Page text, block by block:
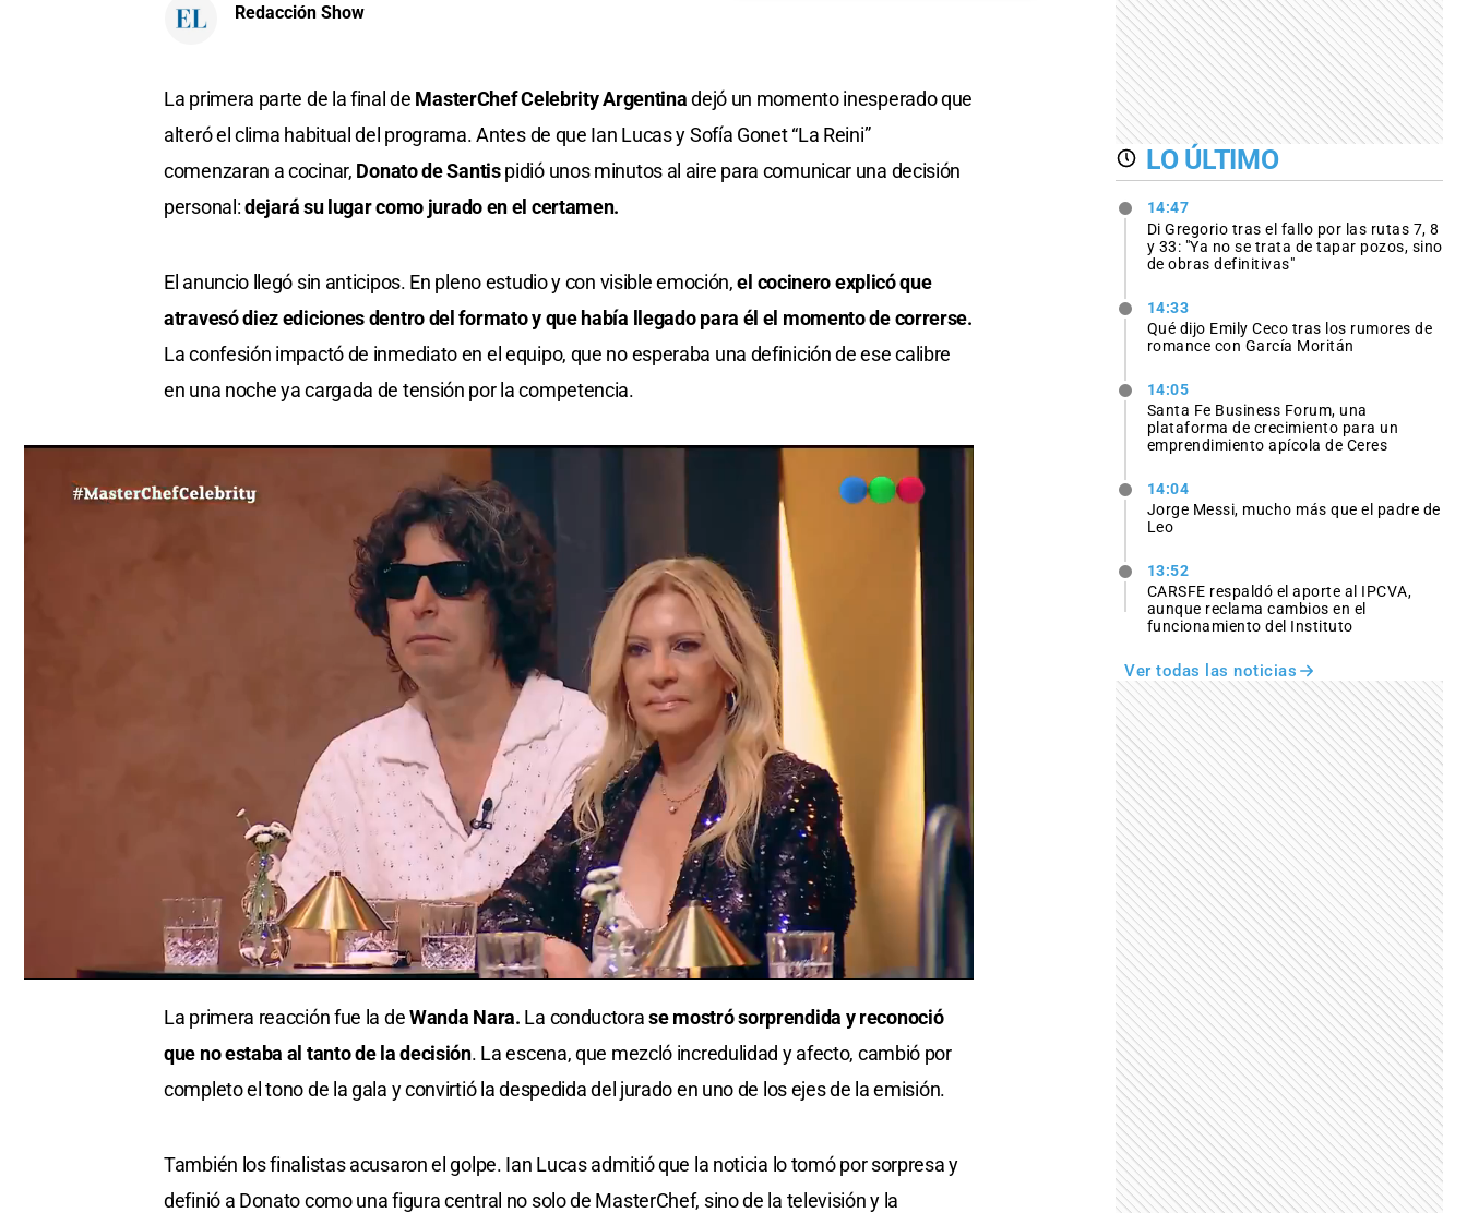
Redacción Show
La primera parte de la final de MasterChef Celebrity Argentinadejó un momento inesperado que
alteró el clima habitual del programa. Antes de que Ian Lucas y Sofía Gonet “La Reini”
comenzaran a cocinar, Donato de Santispidió unos minutos al aire para comunicar una decisión
personal:dejará su lugar como jurado en el certamen.
El anuncio llegó sin anticipos. En pleno estudio y con visible emoción,el cocinero explicó que
atravesó diez ediciones dentro del formato y que había llegado para él el momento de correrse.
La confesión impactó de inmediato en el equipo, que no esperaba una definición de ese calibre
en una noche ya cargada de tensión por la competencia.
La primera reacción fue la deWanda Nara. La conductorase mostró sorprendida y reconoció
que no estaba al tanto de la decisión. La escena, que mezcló incredulidad y afecto, cambió por
completo el tono de la gala y convirtió la despedida del jurado en uno de los ejes de la emisión.
También los finalistas acusaron el golpe. Ian Lucas admitió que la noticia lo tomó por sorpresa y
definió a Donato como una figura central no solo de MasterChef, sino de la televisión y la
LO ÚLTIMO
14:47
Di Gregorio tras el fallo por las rutas 7, 8
y 33: "Ya no se trata de tapar pozos, sino
de obras definitivas"
14:33
Qué dijo Emily Ceco tras los rumores de
romance con García Moritán
14:05
Santa Fe Business Forum, una
plataforma de crecimiento para un
emprendimiento apícola de Ceres
14:04
Jorge Messi, mucho más que el padre de
Leo
13:52
CARSFE respaldó el aporte al IPCVA,
aunque reclama cambios en el
funcionamiento del Instituto
Ver todas las noticias